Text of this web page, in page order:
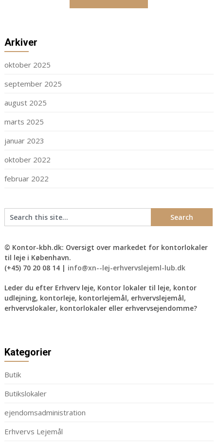
Arkiver
oktober 2025
september 2025
august 2025
marts 2025
januar 2023
oktober 2022
februar 2022
© Kontor-kbh.dk: Oversigt over markedet for kontorlokaler
til leje i København.
(+45) 70 20 08 14 | info@xn--lej-erhvervslejeml-lub.dk
Leder du efter Erhverv leje, Kontor lokaler til leje, kontor
udlejning, kontorleje, kontorlejemål, erhvervslejemål,
erhvervslokaler, kontorlokaler eller erhvervsejendomme?
Kategorier
Butik
Butikslokaler
ejendomsadministration
Erhvervs Lejemål